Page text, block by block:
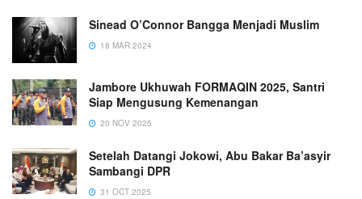
Sinead O’Connor Bangga Menjadi Muslim
18 MAR 2024
Jambore Ukhuwah FORMAQIN 2025, Santri
Siap Mengusung Kemenangan
20 NOV 2025
Setelah Datangi Jokowi, Abu Bakar Ba’asyir
Sambangi DPR
31 OCT 2025